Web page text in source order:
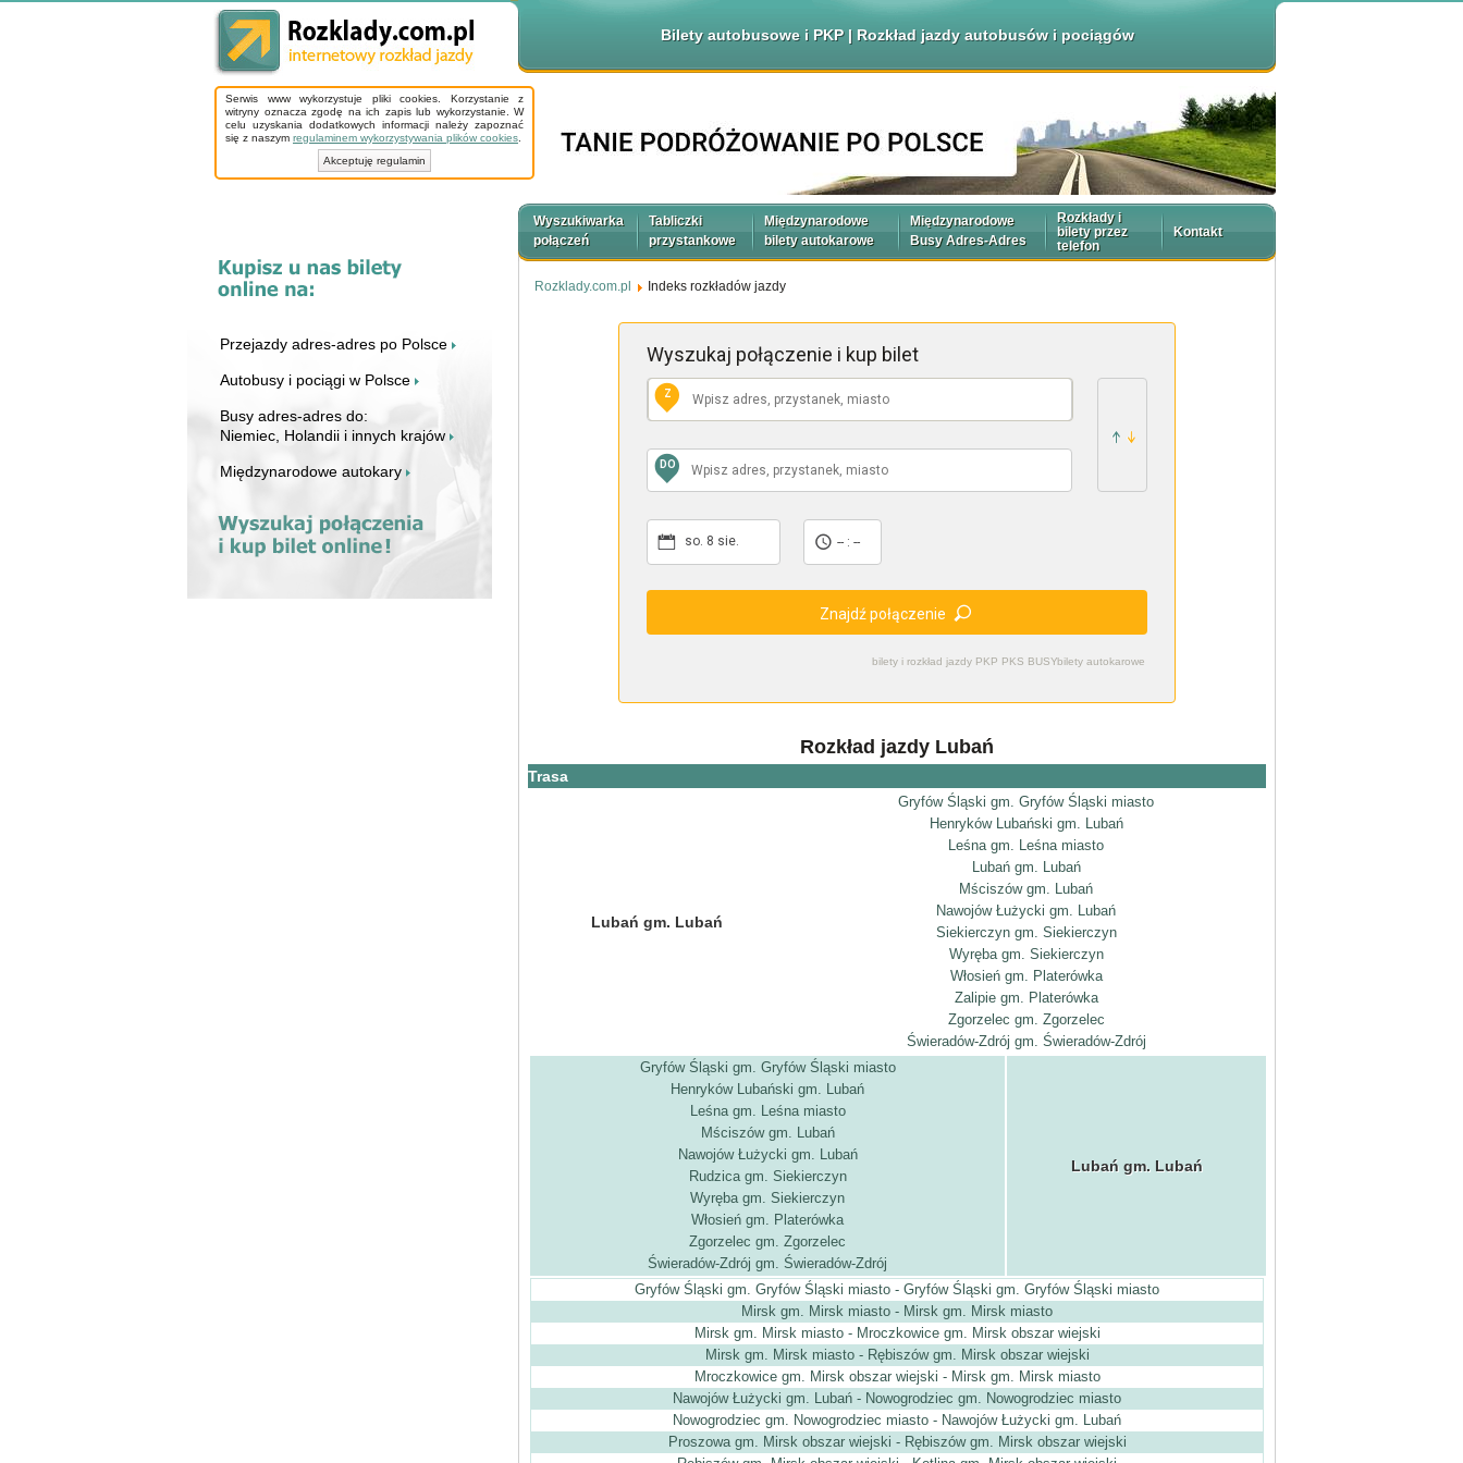
Bilety autobusowe i PKP | Rozkład jazdy autobusów i pociągów
Serwis www wykorzystuje pliki cookies. Korzystanie z
witryny oznacza zgodę na ich zapis lub wykorzystanie. W
celu uzyskania dodatkowych informacji należy zapoznać
się z naszym regulaminem wykorzystywania plików cookies
Akceptuję regulamin
Przejazdy adres-adres po Polsce
Autobusy i pociągi w Polsce
Busy adres-adres do:
Niemiec, Holandii i innych krajów
Międzynarodowe autokary
Wyszukiwarka
połączeń
Tabliczki
przystankowe
Międzynarodowe
bilety autokarowe
Międzynarodowe
Busy Adres-Adres
Rozkłady i
bilety przez
telefon
Kontakt
Rozklady.com.pl Indeks rozkładów jazdy
bilety i rozkład jazdy PKP PKS BUSYbilety autokarowe
Wyszukaj połączenie i kup bilet
Z
DO
so. 8 sie. -- : --
Znajdź połączenie
Rozkład jazdy Lubań
Trasa
Lubań gm. Lubań
Gryfów Śląski gm. Gryfów Śląski miasto
Henryków Lubański gm. Lubań
Leśna gm. Leśna miasto
Lubań gm. Lubań
Mściszów gm. Lubań
Nawojów Łużycki gm. Lubań
Siekierczyn gm. Siekierczyn
Wyręba gm. Siekierczyn
Włosień gm. Platerówka
Zalipie gm. Platerówka
Zgorzelec gm. Zgorzelec
Świeradów-Zdrój gm. Świeradów-Zdrój
Gryfów Śląski gm. Gryfów Śląski miasto
Henryków Lubański gm. Lubań
Leśna gm. Leśna miasto
Mściszów gm. Lubań
Nawojów Łużycki gm. Lubań
Rudzica gm. Siekierczyn
Wyręba gm. Siekierczyn
Włosień gm. Platerówka
Zgorzelec gm. Zgorzelec
Świeradów-Zdrój gm. Świeradów-Zdrój
Lubań gm. Lubań
Gryfów Śląski gm. Gryfów Śląski miasto - Gryfów Śląski gm. Gryfów Śląski miasto
Mirsk gm. Mirsk miasto - Mirsk gm. Mirsk miasto
Mirsk gm. Mirsk miasto - Mroczkowice gm. Mirsk obszar wiejski
Mirsk gm. Mirsk miasto - Rębiszów gm. Mirsk obszar wiejski
Mroczkowice gm. Mirsk obszar wiejski - Mirsk gm. Mirsk miasto
Nawojów Łużycki gm. Lubań - Nowogrodziec gm. Nowogrodziec miasto
Nowogrodziec gm. Nowogrodziec miasto - Nawojów Łużycki gm. Lubań
Proszowa gm. Mirsk obszar wiejski - Rębiszów gm. Mirsk obszar wiejski